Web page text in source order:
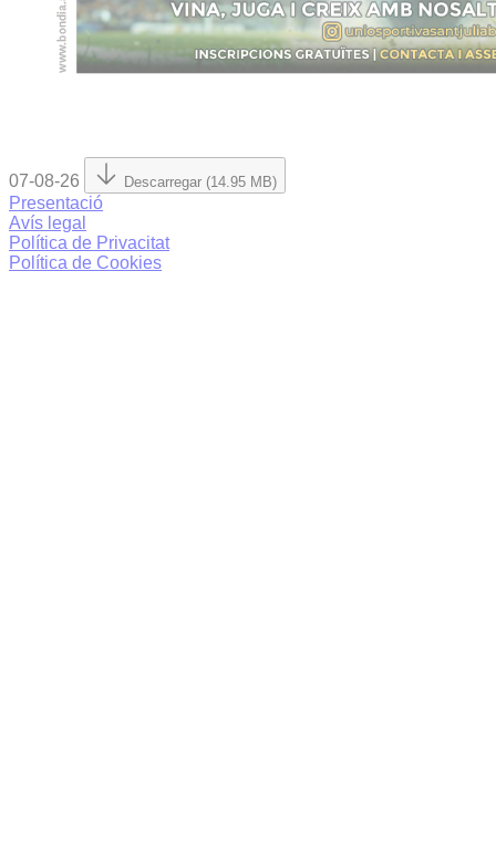
07-08-26 Descarregar (14.95 MB)
Presentació
Avís legal
Política de Privacitat
Política de Cookies